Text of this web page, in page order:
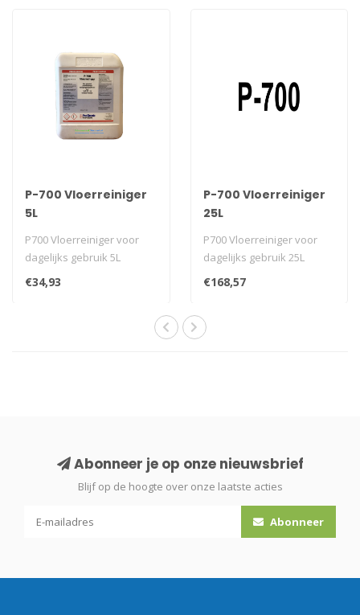
P-700 Vloerreiniger
5L
P700 Vloerreiniger voor
dagelijks gebruik 5L
€34,93
P-700 Vloerreiniger
25L
P700 Vloerreiniger voor
dagelijks gebruik 25L
€168,57
Abonneer je op onze nieuwsbrief
Blijf op de hoogte over onze laatste acties
Abonneer